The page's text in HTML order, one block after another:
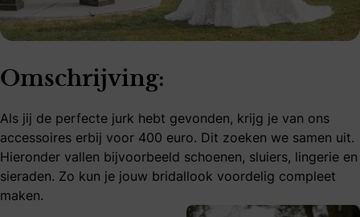
Omschrijving:
Als jij de perfecte jurk hebt gevonden, krijg je van ons
accessoires erbij voor 400 euro. Dit zoeken we samen uit.
Hieronder vallen bijvoorbeeld schoenen, sluiers, lingerie en
sieraden. Zo kun je jouw bridallook voordelig compleet
maken.